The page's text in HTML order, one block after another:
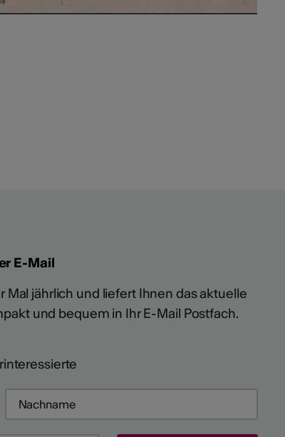
E-Mail
Mal jährlich und liefert Ihnen das aktuelle
und bequem in Ihr E-Mail Postfach.